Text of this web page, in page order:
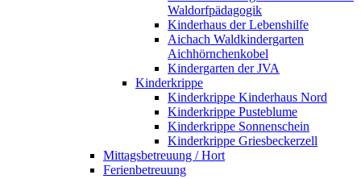
Waldorfpädagogik
Kinderhaus der Lebenshilfe
Aichach Waldkindergarten
Aichhörnchenkobel
Kindergarten der JVA
Kinderkrippe
Kinderkrippe Kinderhaus Nord
Kinderkrippe Pusteblume
Kinderkrippe Sonnenschein
Kinderkrippe Griesbeckerzell
Mittagsbetreuung / Hort
Ferienbetreuung